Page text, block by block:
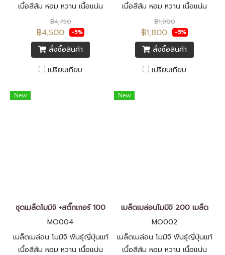
เนื้อสีส้ม หอม หวาน เนื้อแน่น
เนียน เปลือกบาง เมล็ดพันธุ์นำ
เข้าจากประเทศญี่ปุ่น F1 ทั้งหมด
พร้อม สติ๊กเกอร์โมมิจิ รูปแบบ
ป้ายห้อย (Tag)
฿4,750
฿4,500 -5%
สั่งซื้อสินค้า
เปรียบเทียบ
เนื้อสีส้ม หอม หวาน เนื้อแน่น
เนียน เปลือกบาง เมล็ดพันธุ์นำ
เข้าจากประเทศญี่ปุ่น F1 ทั้งหมด
พร้อมสติ๊กเกอร์โมมิจิ รูปแบบ
ป้ายห้อย (Tag)
฿1,900
฿1,800 -5%
สั่งซื้อสินค้า
เปรียบเทียบ
New
ชุดเมล็ดโมมิจิ +สติ๊กเกอร์ 100
MO004
เมล็ดเมล่อน โมมิจิ พันธุ์ญี่ปุ่นแท้
เนื้อสีส้ม หอม หวาน เนื้อแน่น
New
เมล็ดเมล่อนโมมิจิ 200 เมล็ด
MO002
เมล็ดเมล่อน โมมิจิ พันธุ์ญี่ปุ่นแท้
เนื้อสีส้ม หอม หวาน เนื้อแน่น